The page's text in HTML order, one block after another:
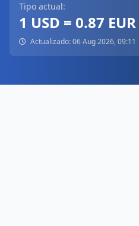
Tipo actual:
1 USD = 0.87 EUR
Actualizado: 06 Aug 2026, 09:11